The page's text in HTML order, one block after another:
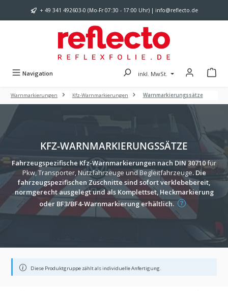
Zum Hauptinhalt springen
+ 49 341 492603-0 (Mo-Fr 07:30 - 17:00 Uhr) | info@reflecto.de
Navigation inkl. MwSt.
Warnmarkierungen Kfz-Warnmarkierungen Warnmarkierungssätze
KFZ-WARNMARKIERUNGSSÄTZE
Fahrzeugspezifische Kfz-Warnmarkierungen nach DIN 30710für
Pkw, Transporter, Nutzfahrzeuge und Begleitfahrzeuge. Die
fahrzeugspezifischen Zuschnitte sind sofort verklebebereit,
normgerecht ausgelegt und als Komplettset, Heckmarkierung
oder BF3/BF4-Warnmarkierung erhältlich.
Diese Produktgruppe zählt als individuelle Anfertigung.